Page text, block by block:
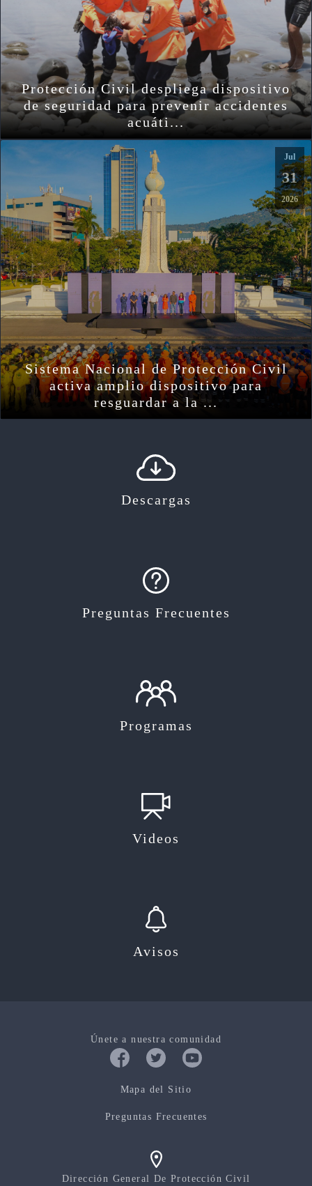
Protección Civil despliega dispositivo
de seguridad para prevenir accidentes
acuáti...
Jul
31
2026
Sistema Nacional de Protección Civil
activa amplio dispositivo para
resguardar a la ...
Descargas
Preguntas Frecuentes
Programas
Videos
Avisos
Únete a nuestra comunidad
Mapa del Sitio
Preguntas Frecuentes
Dirección General De Protección Civil